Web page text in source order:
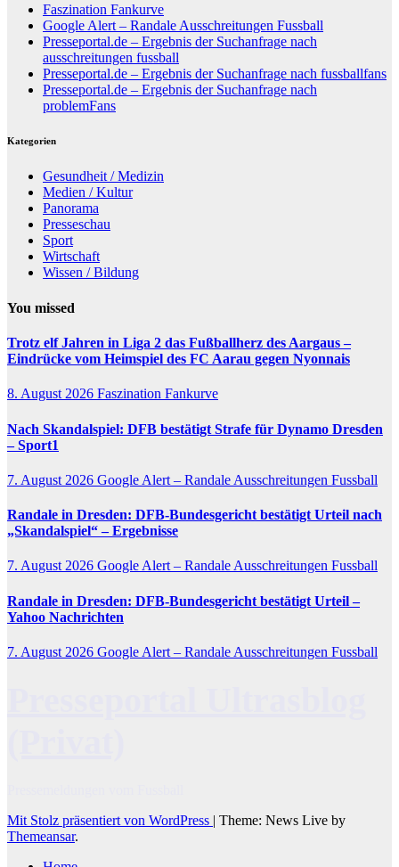
Faszination Fankurve
Google Alert – Randale Ausschreitungen Fussball
Presseportal.de – Ergebnis der Suchanfrage nach
ausschreitungen fussball
Presseportal.de – Ergebnis der Suchanfrage nach fussballfans
Presseportal.de – Ergebnis der Suchanfrage nach
problemFans
Kategorien
Gesundheit / Medizin
Medien / Kultur
Panorama
Presseschau
Sport
Wirtschaft
Wissen / Bildung
You missed
Trotz elf Jahren in Liga 2 das Fußballherz des Aargaus –
Eindrücke vom Heimspiel des FC Aarau gegen Nyonnais
8. August 2026 Faszination Fankurve
Nach Skandalspiel: DFB bestätigt Strafe für Dynamo Dresden
– Sport1
7. August 2026 Google Alert – Randale Ausschreitungen Fussball
Randale in Dresden: DFB-Bundesgericht bestätigt Urteil nach
„Skandalspiel“ – Ergebnisse
7. August 2026 Google Alert – Randale Ausschreitungen Fussball
Randale in Dresden: DFB-Bundesgericht bestätigt Urteil –
Yahoo Nachrichten
7. August 2026 Google Alert – Randale Ausschreitungen Fussball
Mit Stolz präsentiert von WordPress | Theme: News Live by
Themeansar.